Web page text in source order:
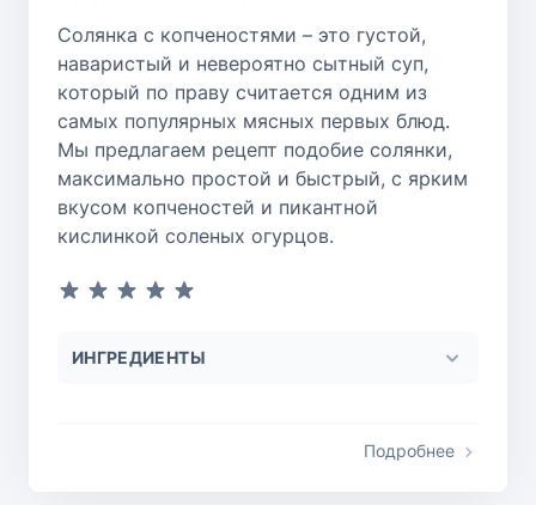
Солянка с копченостями – это густой,
наваристый и невероятно сытный суп,
который по праву считается одним из
самых популярных мясных первых блюд.
Мы предлагаем рецепт подобие солянки,
максимально простой и быстрый, с ярким
вкусом копченостей и пикантной
кислинкой соленых огурцов.
ИНГРЕДИЕНТЫ
Подробнее